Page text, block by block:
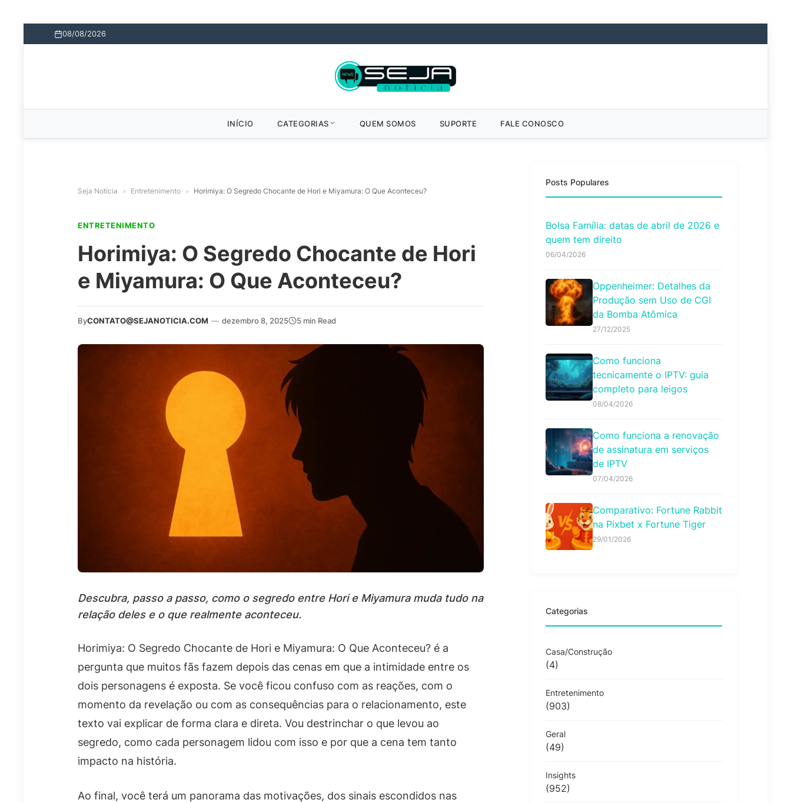
08/08/2026
INÍCIO CATEGORIAS QUEM SOMOS SUPORTE FALE CONOSCO
Seja Notícia » Entretenimento » Horimiya: O Segredo Chocante de Hori e Miyamura: O Que Aconteceu?
ENTRETENIMENTO
Horimiya: O Segredo Chocante de Hori
e Miyamura: O Que Aconteceu?
ByCONTATO@SEJANOTICIA.COM — dezembro 8, 2025 5 min Read
Descubra, passo a passo, como o segredo entre Hori e Miyamura muda tudo na
relação deles e o que realmente aconteceu.
Horimiya: O Segredo Chocante de Hori e Miyamura: O Que Aconteceu? é a
pergunta que muitos fãs fazem depois das cenas em que a intimidade entre os
dois personagens é exposta. Se você ficou confuso com as reações, com o
momento da revelação ou com as consequências para o relacionamento, este
texto vai explicar de forma clara e direta. Vou destrinchar o que levou ao
segredo, como cada personagem lidou com isso e por que a cena tem tanto
impacto na história.
Ao final, você terá um panorama das motivações, dos sinais escondidos nas
Posts Populares
Bolsa Família: datas de abril de 2026 e
quem tem direito
06/04/2026
Oppenheimer: Detalhes da
Produção sem Uso de CGI
da Bomba Atômica
27/12/2025
Como funciona
tecnicamente o IPTV: guia
completo para leigos
08/04/2026
Como funciona a renovação
de assinatura em serviços
de IPTV
07/04/2026
Comparativo: Fortune Rabbit
na Pixbet x Fortune Tiger
29/01/2026
Categorias
Casa/Construção
(4)
Entretenimento
(903)
Geral
(49)
Insights
(952)